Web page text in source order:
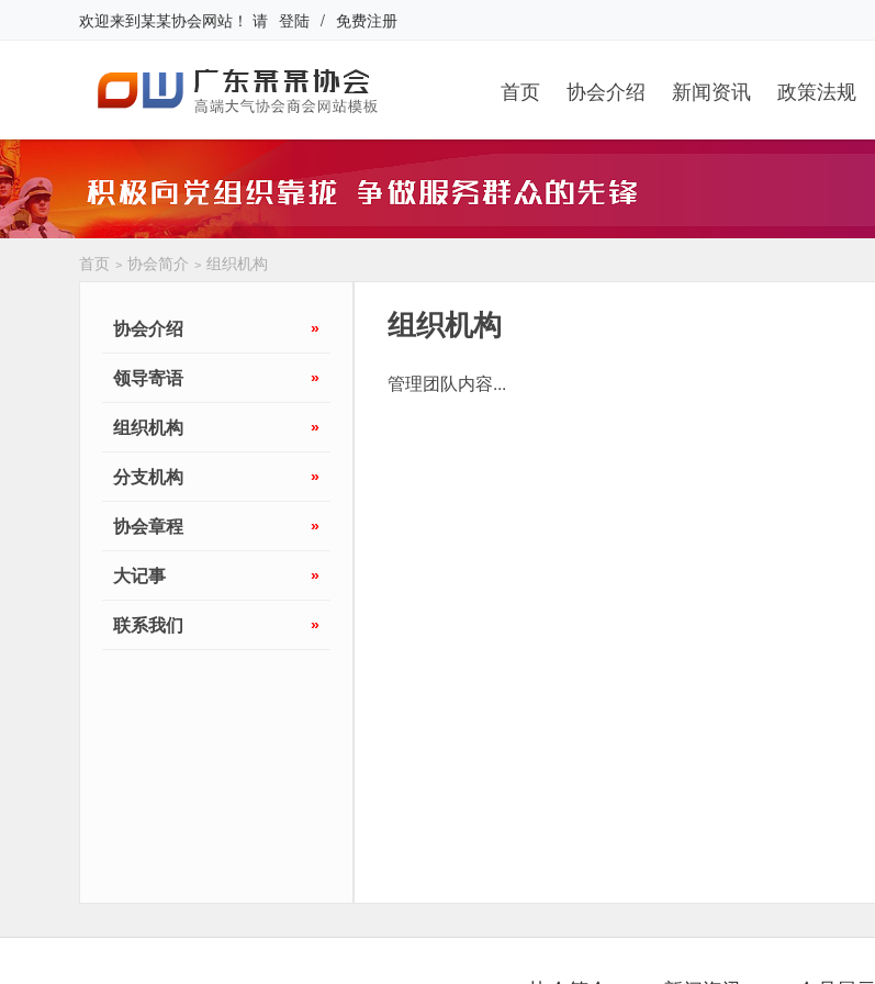
欢迎来到某某协会网站 ！ 请 登陆 / 免费注册
首页 协会介绍 新闻资讯 政策法规
首页 > 协会简介 > 组织机构
组织机构
管理团队内容...
协会介绍 »
领导寄语 »
组织机构 »
分支机构 »
协会章程 »
大记事 »
联系我们 »